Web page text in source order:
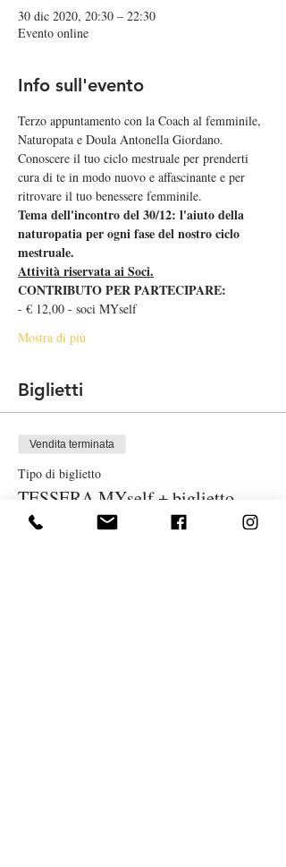
30 dic 2020, 20:30 – 22:30
Evento online
Info sull'evento
Terzo appuntamento con la Coach al femminile,
Naturopata e Doula Antonella Giordano.
Conoscere il tuo ciclo mestruale per prenderti
cura di te in modo nuovo e affascinante e per
ritrovare il tuo benessere femminile.
Tema dell'incontro del 30/12: l'aiuto della
naturopatia per ogni fase del nostro ciclo
mestruale.
Attività riservata ai Soci.
CONTRIBUTO PER PARTECIPARE:
- € 12,00 - soci MYself
Mostra di più
Biglietti
Vendita terminata
Tipo di biglietto
TESSERA MYself + biglietto
Scopri di più